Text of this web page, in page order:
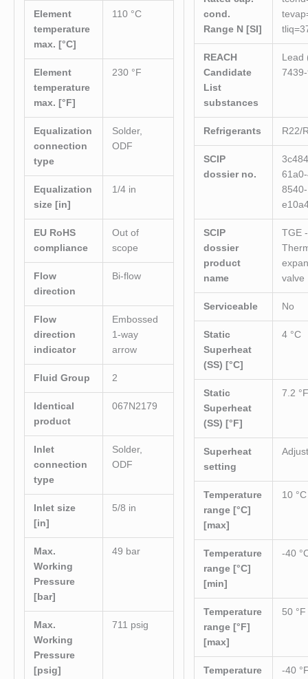
Element
temperature
max. [°C]
110 °C
Element
temperature
max. [°F]
230 °F
Equalization
connection
type
Solder,
ODF
Equalization
size [in]
1/4 in
EU RoHS
compliance
Out of
scope
Flow
direction
Bi-flow
Flow
direction
indicator
Embossed
1-way
arrow
Fluid Group 2
Identical
product
067N2179
Inlet
connection
type
Solder,
ODF
Inlet size
[in]
5/8 in
Max.
Working
Pressure
[bar]
49 bar
Max.
Working
Pressure
[psig]
711 psig
cond.
Range N [SI]
REACH
Candidate
List
substances
Lead
Refrigerants R22/
SCIP
dossier no.
8540-
SCIP
dossier
product
name
TGE -
valve
Serviceable No
Static
Superheat
(SS) [°C]
4 °C
Static
Superheat
(SS) [°F]
7.2
Superheat
setting
Temperature
range [°C]
[max]
10 °C
Temperature
range [°C]
[min]
-40
Temperature
range [°F]
[max]
50 °F
Temperature
-40